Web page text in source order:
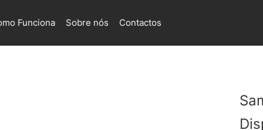
Funciona Sobre nós Contactos